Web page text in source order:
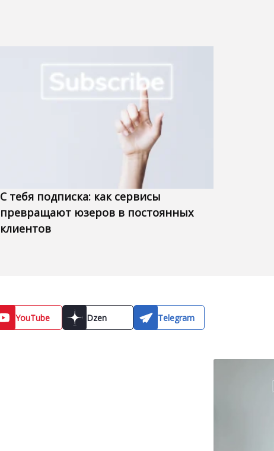
С тебя подписка: как сервисы
превращают юзеров в постоянных
клиентов
YouTube Dzen Telegram